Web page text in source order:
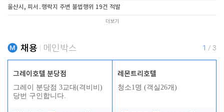
울산시, 피서․행락지 주변 불법행위 19건 적발
더보기
채용 메인박스 1 / 3
그레이호텔 분당점
그레이 분당점 3교대(격비비)
당번 구인합니다.
레몬트리호텔
청소1명 (객실26개)